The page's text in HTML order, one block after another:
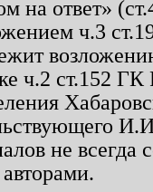
на ответ»
ч.3
ч.2 ст.152
не